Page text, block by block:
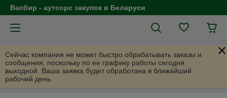
Васбир - аутсорс закупок в Беларуси
Сейчас компания не может быстро обрабатывать заказы и
сообщения, поскольку по ее графику работы сегодня
выходной. Ваша заявка будет обработана в ближайший
рабочий день.